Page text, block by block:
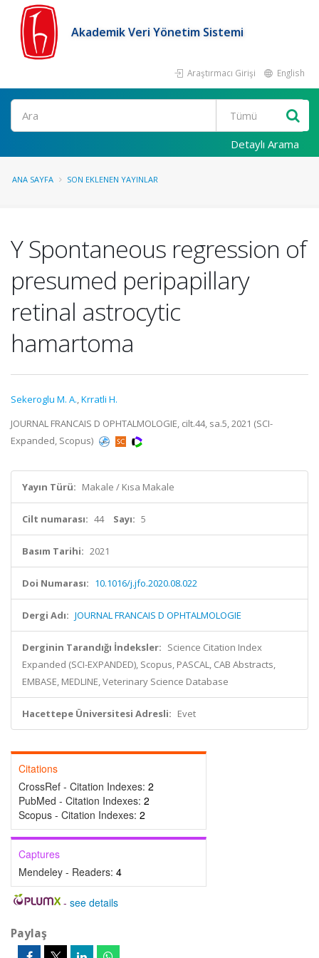
Akademik Veri Yönetim Sistemi
Araştırmacı Girişi English
Ara
Detaylı Arama
ANA SAYFA SON EKLENEN YAYINLAR
Y Spontaneous regression of
presumed peripapillary
retinal astrocytic
hamartoma
Sekeroglu M. A.,Krratli H.
JOURNAL FRANCAIS D OPHTALMOLOGIE, cilt.44, sa.5, 2021 (SCI-
Expanded, Scopus)
Yayın Türü: Makale / Kısa Makale
Cilt numarası: 44 Sayı: 5
Basım Tarihi: 2021
Doi Numarası: 10.1016/j.jfo.2020.08.022
Dergi Adı: JOURNAL FRANCAIS D OPHTALMOLOGIE
Derginin Tarandığı İndeksler: Science Citation Index
Expanded (SCI-EXPANDED), Scopus, PASCAL, CAB Abstracts,
EMBASE, MEDLINE, Veterinary Science Database
Hacettepe Üniversitesi Adresli: Evet
Citations
CrossRef - Citation Indexes: 2
PubMed - Citation Indexes: 2
Scopus - Citation Indexes: 2
Captures
Mendeley - Readers: 4
- see details
Paylaş